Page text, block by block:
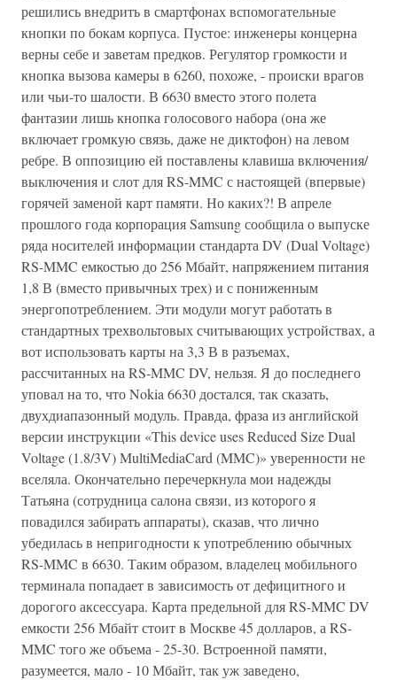
решились внедрить в смартфонах вспомогательные
кнопки по бокам корпуса. Пустое: инженеры концерна
верны себе и заветам предков. Регулятор громкости и
кнопка вызова камеры в 6260, похоже, - происки врагов
или чьи-то шалости. В 6630 вместо этого полета
фантазии лишь кнопка голосового набора (она же
включает громкую связь, даже не диктофон) на левом
ребре. В оппозицию ей поставлены клавиша включения/
выключения и слот для RS-MMC с настоящей (впервые)
горячей заменой карт памяти. Но каких?! В апреле
прошлого года корпорация Samsung сообщила о выпуске
ряда носителей информации стандарта DV (Dual Voltage)
RS-MMC емкостью до 256 Мбайт, напряжением питания
1,8 В (вместо привычных трех) и с пониженным
энергопотреблением. Эти модули могут работать в
стандартных трехвольтовых считывающих устройствах, а
вот использовать карты на 3,3 В в разъемах,
рассчитанных на RS-MMC DV, нельзя. Я до последнего
уповал на то, что Nokia 6630 достался, так сказать,
двухдиапазонный модуль. Правда, фраза из английской
версии инструкции «This device uses Reduced Size Dual
Voltage (1.8/3V) MultiMediaCard (MMC)» уверенности не
вселяла. Окончательно перечеркнула мои надежды
Татьяна (сотрудница салона связи, из которого я
повадился забирать аппараты), сказав, что лично
убедилась в непригодности к употреблению обычных
RS-MMC в 6630. Таким образом, владелец мобильного
терминала попадает в зависимость от дефицитного и
дорогого аксессуара. Карта предельной для RS-MMC DV
емкости 256 Мбайт стоит в Москве 45 долларов, а RS-
MMC того же объема - 25-30. Встроенной памяти,
разумеется, мало - 10 Мбайт, так уж заведено,